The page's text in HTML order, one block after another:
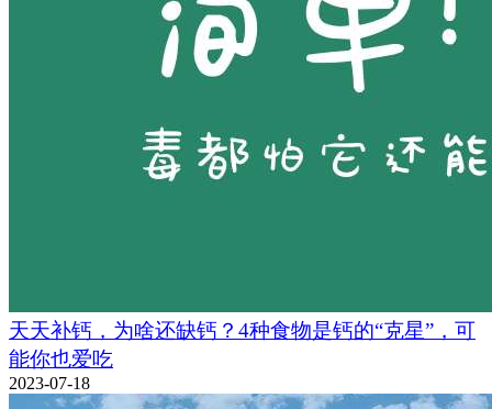
天天补钙，为啥还缺钙？4种食物是钙的“克星”，可
能你也爱吃
2023-07-18